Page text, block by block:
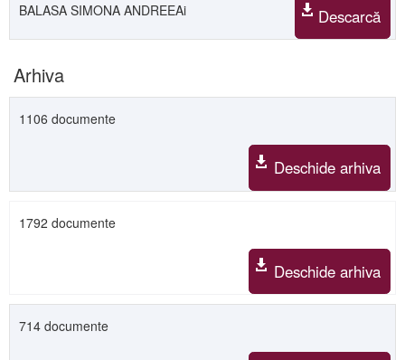
BALASA SIMONA ANDREEAi Descarcă
Arhiva
1106 documente
Deschide arhiva
1792 documente
Deschide arhiva
714 documente